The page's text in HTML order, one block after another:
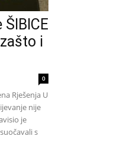
i
0
Rješenja U
nije
je
s